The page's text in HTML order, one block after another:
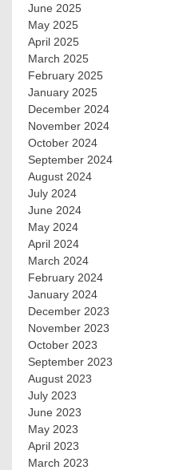
June 2025
May 2025
April 2025
March 2025
February 2025
January 2025
December 2024
November 2024
October 2024
September 2024
August 2024
July 2024
June 2024
May 2024
April 2024
March 2024
February 2024
January 2024
December 2023
November 2023
October 2023
September 2023
August 2023
July 2023
June 2023
May 2023
April 2023
March 2023